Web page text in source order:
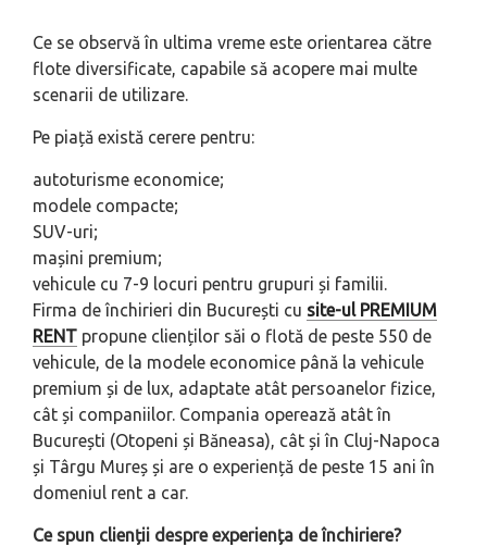
Ce se observă în ultima vreme este orientarea către
flote diversificate, capabile să acopere mai multe
scenarii de utilizare.
Pe piață există cerere pentru:
autoturisme economice;
modele compacte;
SUV-uri;
mașini premium;
vehicule cu 7-9 locuri pentru grupuri și familii.
Firma de închirieri din București cu site-ul PREMIUM
RENT propune clienților săi o flotă de peste 550 de
vehicule, de la modele economice până la vehicule
premium și de lux, adaptate atât persoanelor fizice,
cât și companiilor. Compania operează atât în
București (Otopeni și Băneasa), cât și în Cluj-Napoca
și Târgu Mureș și are o experiență de peste 15 ani în
domeniul rent a car.
Ce spun clienții despre experiența de închiriere?